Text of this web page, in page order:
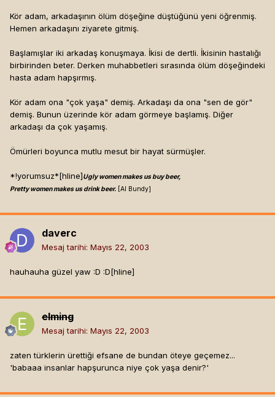
Kör adam, arkadaşının ölüm döşeğine düştüğünü yeni öğrenmiş.
Hemen arkadaşını ziyarete gitmiş.
Başlamışlar iki arkadaş konuşmaya. İkisi de dertli. İkisinin hastalığı
birbirinden beter. Derken muhabbetleri sırasında ölüm döşeğindeki
hasta adam hapşırmış.
Kör adam ona "çok yaşa" demiş. Arkadaşı da ona "sen de gör"
demiş. Bunun üzerinde kör adam görmeye başlamış. Diğer
arkadaşı da çok yaşamış.
Ömürleri boyunca mutlu mesut bir hayat sürmüşler.
*!yorumsuz*[hline]Ugly women makes us buy beer,
Pretty women makes us drink beer. [Al Bundy]
daverc
Mesaj tarihi: Mayıs 22, 2003
hauhauha güzel yaw :D :D[hline]
elming
Mesaj tarihi: Mayıs 22, 2003
zaten türklerin ürettiği efsane de bundan öteye geçemez...
'babaaa insanlar hapşurunca niye çok yaşa denir?'